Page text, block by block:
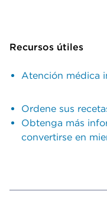
Recursos útiles
Atención médica
Ordene sus
Obtenga más
convertirse en